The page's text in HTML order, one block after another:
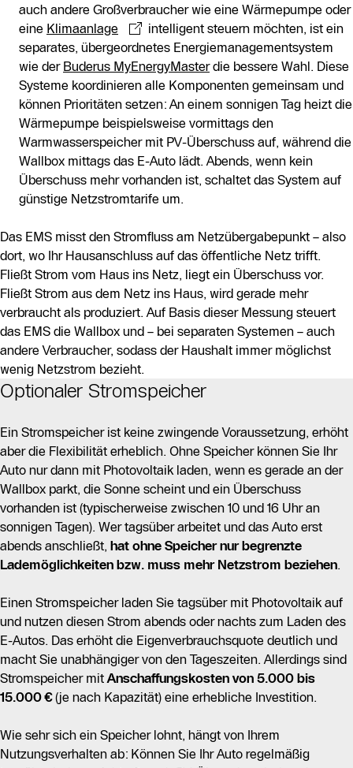
auch andere Großverbraucher wie eine Wärmepumpe oder
eine Klimaanlage
intelligent steuern möchten, ist ein
separates, übergeordnetes Energiemanagementsystem
wie der Buderus MyEnergyMasterdie bessere Wahl. Diese
Systeme koordinieren alle Komponenten gemeinsam und
können Prioritäten setzen: An einem sonnigen Tag heizt die
Wärmepumpe beispielsweise vormittags den
Warmwasserspeicher mit PV-Überschuss auf, während die
Wallbox mittags das E-Auto lädt. Abends, wenn kein
Überschuss mehr vorhanden ist, schaltet das System auf
günstige Netzstromtarife um.
Das EMS misst den Stromfluss am Netzübergabepunkt – also
dort, wo Ihr Hausanschluss auf das öffentliche Netz trifft.
Fließt Strom vom Haus ins Netz, liegt ein Überschuss vor.
Fließt Strom aus dem Netz ins Haus, wird gerade mehr
verbraucht als produziert. Auf Basis dieser Messung steuert
das EMS die Wallbox und – bei separaten Systemen – auch
andere Verbraucher, sodass der Haushalt immer möglichst
wenig Netzstrom bezieht.
Optionaler Stromspeicher
Ein Stromspeicher ist keine zwingende Voraussetzung, erhöht
aber die Flexibilität erheblich. Ohne Speicher können Sie Ihr
Auto nur dann mit Photovoltaik laden, wenn es gerade an der
Wallbox parkt, die Sonne scheint und ein Überschuss
vorhanden ist (typischerweise zwischen 10 und 16 Uhr an
sonnigen Tagen). Wer tagsüber arbeitet und das Auto erst
abends anschließt, hat ohne Speicher nur begrenzte
Lademöglichkeiten bzw. muss mehr Netzstrom beziehen.
Einen Stromspeicher laden Sie tagsüber mit Photovoltaik auf
und nutzen diesen Strom abends oder nachts zum Laden des
E-Autos. Das erhöht die Eigenverbrauchsquote deutlich und
macht Sie unabhängiger von den Tageszeiten. Allerdings sind
Stromspeicher mitAnschaffungskosten von 5.000 bis
15.000 €(je nach Kapazität) eine erhebliche Investition.
Wie sehr sich ein Speicher lohnt, hängt von Ihrem
Nutzungsverhalten ab: Können Sie Ihr Auto regelmäßig